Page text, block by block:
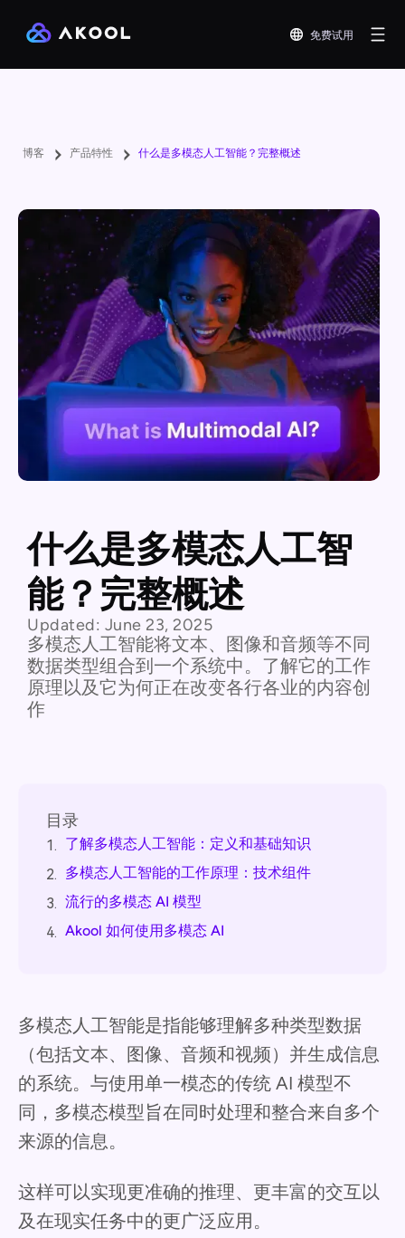
免费试用
博客 产品特性 什么是多模态人工智能？完整概述
什么是多模态人工智
能？完整概述
Updated: June 23, 2025
多模态人工智能将文本、图像和音频等不同
数据类型组合到一个系统中。了解它的工作
原理以及它为何正在改变各行各业的内容创
作
目录
1. 了解多模态人工智能：定义和基础知识
2. 多模态人工智能的工作原理：技术组件
3. 流行的多模态 AI 模型
4. Akool 如何使用多模态 AI
多模态人工智能是指能够理解多种类型数据
（包括文本、图像、音频和视频）并生成信息
的系统。与使用单一模态的传统 AI 模型不
同，多模态模型旨在同时处理和整合来自多个
来源的信息。
这样可以实现更准确的推理、更丰富的交互以
及在现实任务中的更广泛应用。